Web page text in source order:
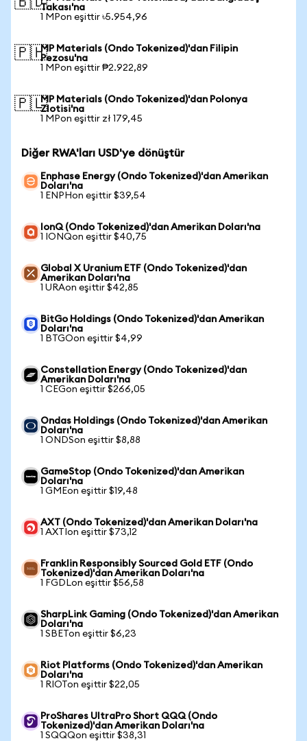
Takası'na
1 MPon eşittir ৳5.954,96
🇵🇭MP Materials (Ondo Tokenized)'dan Filipin
Pezosu'na
1 MPon eşittir ₱2.922,89
🇵🇱MP Materials (Ondo Tokenized)'dan Polonya
Zlotisi'na
1 MPon eşittir zł 179,45
Diğer RWA'ları USD'ye dönüştür
Enphase Energy (Ondo Tokenized)'dan Amerikan
Doları'na
1 ENPHon eşittir $39,54
IonQ (Ondo Tokenized)'dan Amerikan Doları'na
1 IONQon eşittir $40,75
Global X Uranium ETF (Ondo Tokenized)'dan
Amerikan Doları'na
1 URAon eşittir $42,85
BitGo Holdings (Ondo Tokenized)'dan Amerikan
Doları'na
1 BTGOon eşittir $4,99
Constellation Energy (Ondo Tokenized)'dan
Amerikan Doları'na
1 CEGon eşittir $266,05
Ondas Holdings (Ondo Tokenized)'dan Amerikan
Doları'na
1 ONDSon eşittir $8,88
GameStop (Ondo Tokenized)'dan Amerikan
Doları'na
1 GMEon eşittir $19,48
AXT (Ondo Tokenized)'dan Amerikan Doları'na
1 AXTIon eşittir $73,12
Franklin Responsibly Sourced Gold ETF (Ondo
Tokenized)'dan Amerikan Doları'na
1 FGDLon eşittir $56,58
SharpLink Gaming (Ondo Tokenized)'dan Amerikan
Doları'na
1 SBETon eşittir $6,23
Riot Platforms (Ondo Tokenized)'dan Amerikan
Doları'na
1 RIOTon eşittir $22,05
ProShares UltraPro Short QQQ (Ondo
Tokenized)'dan Amerikan Doları'na
1 SQQQon eşittir $38,31